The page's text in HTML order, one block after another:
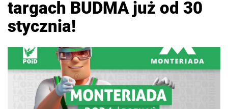
Instalacje
Wokół domu
Wnętrza
targach BUDMA już od 30
stycznia!